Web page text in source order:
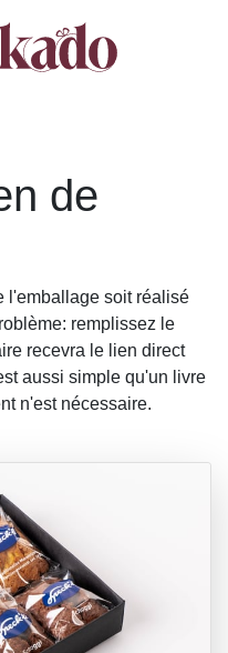
de
l'emballage soit réalisé
remplissez le
recevra le lien direct
aussi simple qu'un livre
n'est nécessaire.